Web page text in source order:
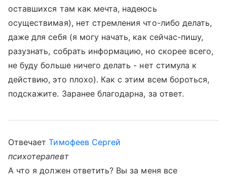
оставшихся там как мечта, надеюсь
осуществимая), нет стремления что-либо делать,
даже для себя (я могу начать, как сейчас-пишу,
разузнать, собрать информацию, но скорее всего,
не буду больше ничего делать - нет стимула к
действию, это плохо). Как с этим всем бороться,
подскажите. Заранее благодарна, за ответ.
ОтвечаетТимофеев Сергей
психотерапевт
А что я должен ответить? Вы за меня все